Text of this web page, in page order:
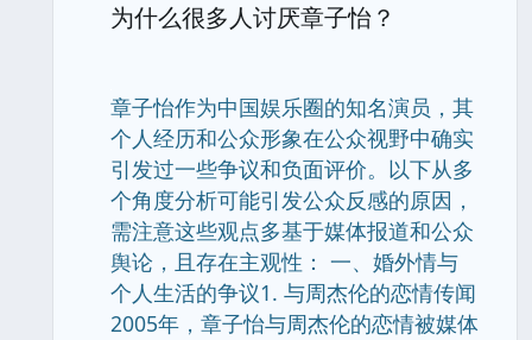
为什么很多人讨厌章子怡？
章子怡作为中国娱乐圈的知名演员，其
个人经历和公众形象在公众视野中确实
引发过一些争议和负面评价。以下从多
个角度分析可能引发公众反感的原因，
需注意这些观点多基于媒体报道和公众
舆论，且存在主观性： 一、婚外情与
个人生活的争议1. 与周杰伦的恋情传闻
2005年，章子怡与周杰伦的恋情被媒体